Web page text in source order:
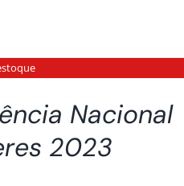
Nacional
2023